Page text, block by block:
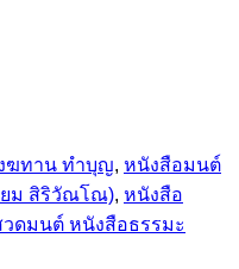
ฆทาน ทำบุญ, หนังสือมนต์
ยม สิริวัณโณ), หนังสือ
ดมนต์ หนังสือธรรมะ